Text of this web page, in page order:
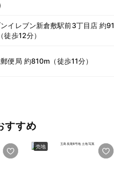
イレブン新倉敷駅前3丁目店 約91
徒歩12分）
便局 約810m（徒歩11分）
すすめ
売地